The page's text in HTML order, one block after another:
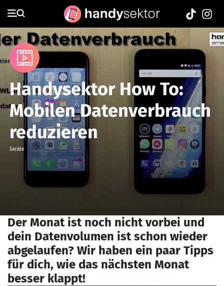
Media
Handysektor How To:
Mobilen Datenverbrauch
reduzieren
Geräte
Der Monat ist noch nicht vorbei und
dein Datenvolumen ist schon wieder
abgelaufen? Wir haben ein paar Tipps
für dich, wie das nächsten Monat
besser klappt!